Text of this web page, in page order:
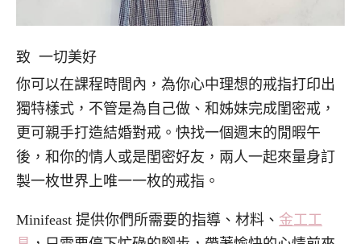
致 一切美好
你可以在課程時間內，為你心中理想的戒指打印出
獨特樣式，不管是為自己做、和姊妹完成閨密戒，
更可親手打造結婚對戒。快找一個週末的閒暇午
後，和你的情人或是閨密好友，兩人一起來量身訂
製一枚世界上唯一一枚的戒指。
Minifeast 提供你們所需要的指導、材料、 金工工